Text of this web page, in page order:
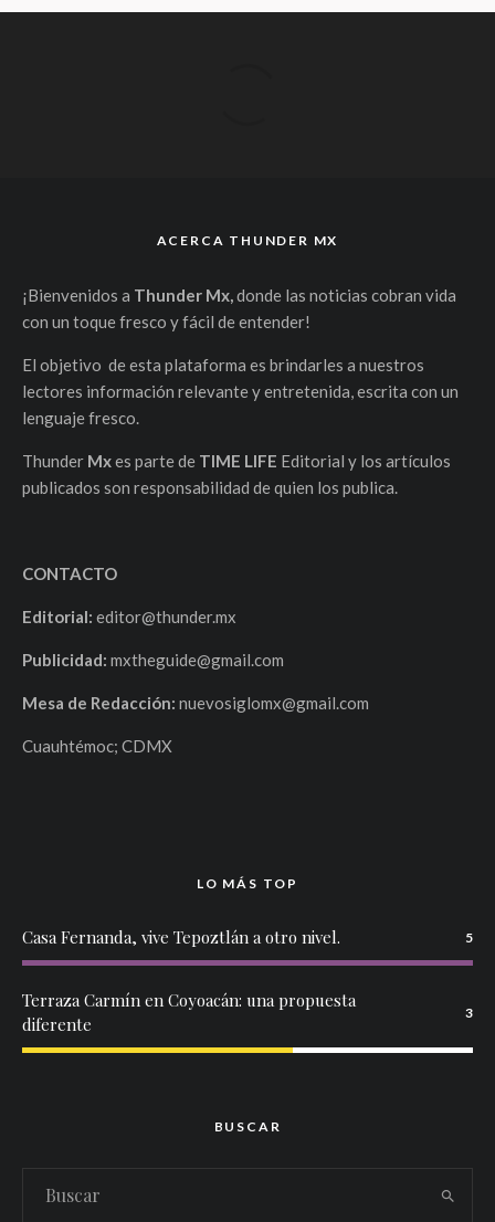
ACERCA THUNDER MX
¡Bienvenidos a Thunder Mx,donde las noticias cobran vida
con un toque fresco y fácil de entender!
El objetivo de esta plataforma es brindarles a nuestros
lectores información relevante y entretenida, escrita con un
lenguaje fresco.
Thunder Mxes parte de TIME LIFE Editorial y los artículos
publicados son responsabilidad de quien los publica.
CONTACTO
Editorial: editor@thunder.mx
Publicidad: mxtheguide@gmail.com
Mesa de Redacción: nuevosiglomx@gmail.com
Cuauhtémoc; CDMX
LO MÁS TOP
Casa Fernanda, vive Tepoztlán a otro nivel. 5
Terraza Carmín en Coyoacán: una propuesta
diferente
3
BUSCAR